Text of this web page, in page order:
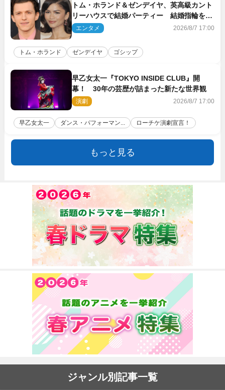
トム・ホランド＆ゼンデイヤ、英高級カント
リーハウスで結婚パーティー 結婚指輪を身
に着けたトムも初キャッチ
エンタメ 2026/8/7 17:00
トム・ホランド ゼンデイヤ ゴシップ
早乙女太一『TOKYO INSIDE CLUB』開
幕！ 30年の芸歴が詰まった新たな世界観
演劇 2026/8/7 17:00
早乙女太一 ダンス・パフォーマン... ローチケ演劇宣言！
もっと見る
ジャンル別記事一覧